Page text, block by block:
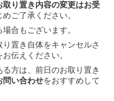
り置き内容の変更はお受
ご了承ください。
合もございます。
置き自体をキャンセルさ
伝えください。
る方は、前日のお取り置き
問い合わせをおすすめして